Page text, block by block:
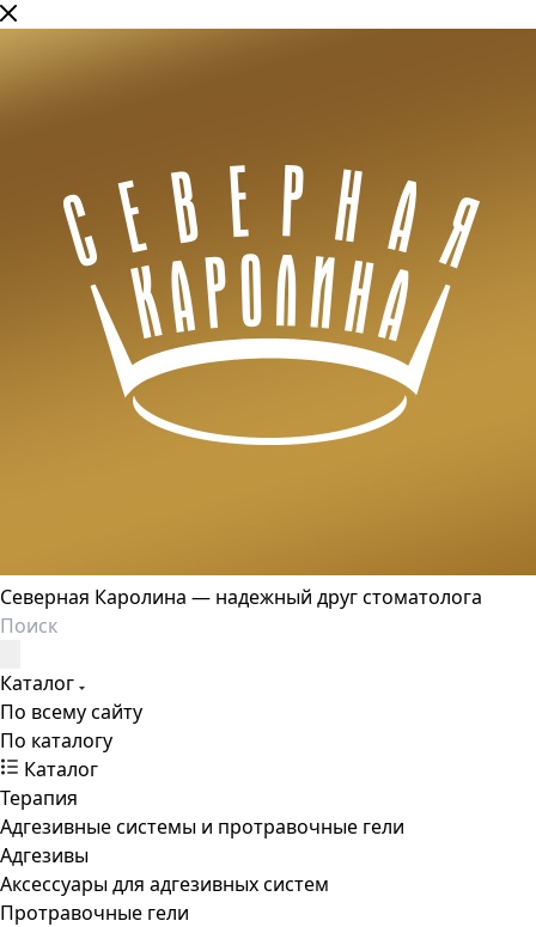
Северная Каролина — надежный друг стоматолога
Каталог
По всему сайту
По каталогу
Каталог
Терапия
Адгезивные системы и протравочные гели
Адгезивы
Аксессуары для адгезивных систем
Протравочные гели